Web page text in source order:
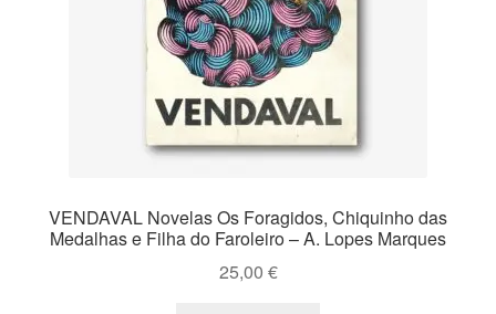
VENDAVAL Novelas Os Foragidos, Chiquinho das
Medalhas e Filha do Faroleiro – A. Lopes Marques
25,00 €